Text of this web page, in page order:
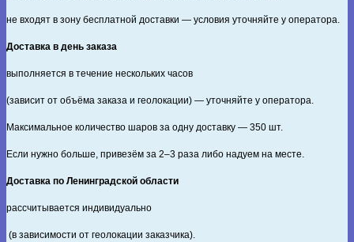
не входят в зону бесплатной доставки — условия уточняйте у оператора.
Доставка в день заказа
выполняется в течение нескольких часов
(зависит от объёма заказа и геолокации) — уточняйте у оператора.
Максимальное количество шаров за одну доставку — 350 шт.
Если нужно больше, привезём за 2–3 раза либо надуем на месте.
Доставка по Ленинградской области
рассчитывается индивидуально
(в зависимости от геолокации заказчика).